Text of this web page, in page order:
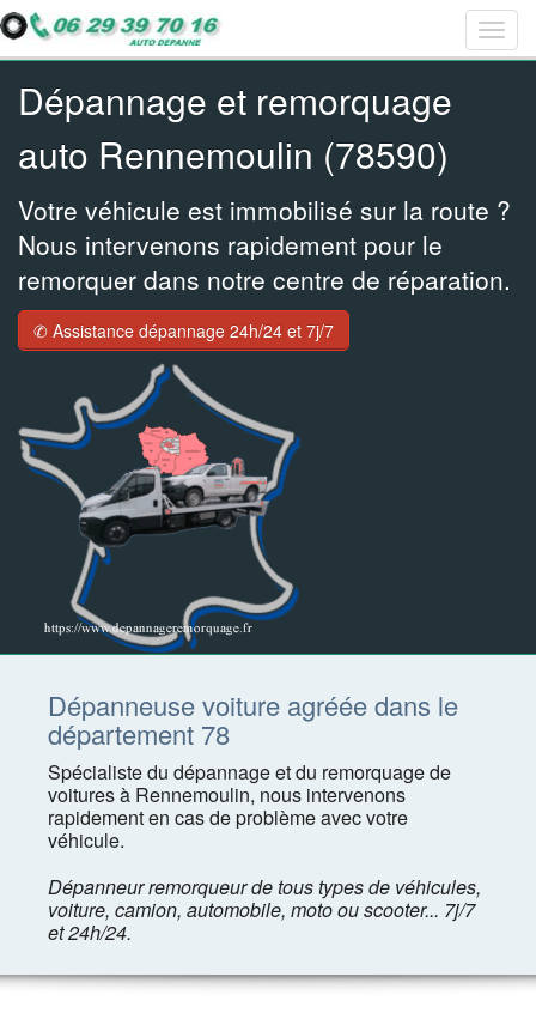
Bar
Bar
Bar
Dépannage et remorquage
auto Rennemoulin (78590)
Votre véhicule est immobilisé sur la route ?
Nous intervenons rapidement pour le
remorquer dans notre centre de réparation.
✆ Assistance dépannage 24h/24 et 7j/7
Dépanneuse voiture agréée dans le
département 78
Spécialiste du dépannage et du remorquage de
voitures à Rennemoulin, nous intervenons
rapidement en cas de problème avec votre
véhicule.
Dépanneur remorqueur de tous types de véhicules,
voiture, camion, automobile, moto ou scooter... 7j/7
et 24h/24.